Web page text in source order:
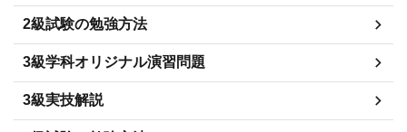
2級試験の勉強方法
3級学科オリジナル演習問題
3級実技解説